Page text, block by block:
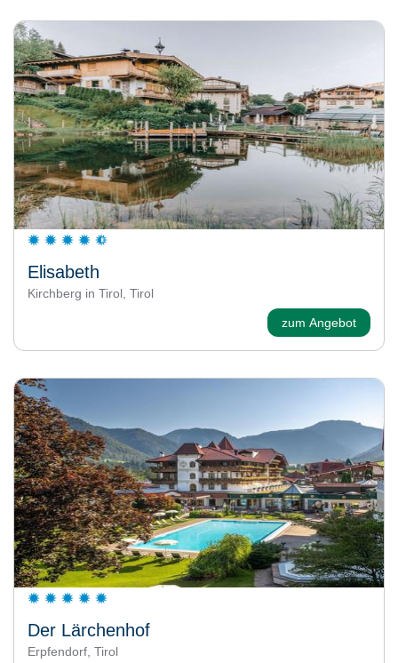
Elisabeth
Kirchberg in Tirol, Tirol
zum Angebot
Der Lärchenhof
Erpfendorf, Tirol